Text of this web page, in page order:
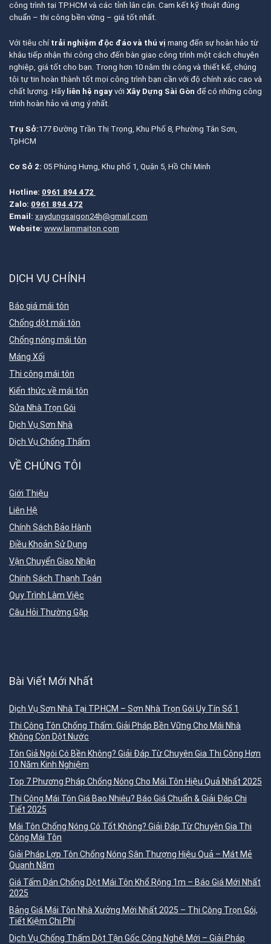
công trình tại TP.HCM và các tỉnh lân cận. Cam kết kỹ thuật đúng
chuẩn – thi công bền vững – giá tốt nhất.
Với tiêu chí trải nghiệm độc đáo và thú vị mang đến sự hoàn hảo từ
khâu tiếp nhận thi công cho đến bàn giao công trình một cách chuyên
nghiệp, giá tốt cho bạn. Trong hơn 10 năm thi công và thiết kế, chúng
tôi tự tin hoàn thành tốt mọi công trình bạn cần với độ chính xác cao và
chất lượng. Hãy liên hệ ngay với Xây Dựng Sài Gòn để có những công
trình hoàn hảo và ưng ý nhất.
Trụ Sở:177 Đường Trần Thị Trọng, Khu Phố 8, Phường Tân Sơn,
TpHCM
Cơ Sở 2: 05 Phùng Hưng, Khu phố 1, Quận 5, Hồ Chí Minh
Hotline: 0961 894 472
Zalo: 0961 894 472
Email: xaydungsaigon24h@gmail.com
Website: www.lammaiton.com
DỊCH VỤ CHÍNH
Báo giá mái tôn
Chống dột mái tôn
Chống nóng mái tôn
Máng Xối
Thi công mái tôn
Kiến thức về mái tôn
Sửa Nhà Trọn Gói
Dịch Vụ Sơn Nhà
Dịch Vụ Chống Thấm
VỀ CHÚNG TÔI
Giới Thiệu
Liên Hệ
Chính Sách Bảo Hành
Điều Khoản Sử Dụng
Vận Chuyển Giao Nhận
Chính Sách Thanh Toán
Quy Trình Làm Việc
Câu Hỏi Thường Gặp
Bài Viết Mới Nhất
Dịch Vụ Sơn Nhà Tại TP.HCM – Sơn Nhà Trọn Gói Uy Tín Số 1
Thi Công Tôn Chống Thấm: Giải Pháp Bền Vững Cho Mái Nhà
Không Còn Dột Nước
Tôn Giả Ngói Có Bền Không? Giải Đáp Từ Chuyên Gia Thi Công Hơn
10 Năm Kinh Nghiệm
Top 7 Phương Pháp Chống Nóng Cho Mái Tôn Hiệu Quả Nhất 2025
Thi Công Mái Tôn Giá Bao Nhiêu? Báo Giá Chuẩn & Giải Đáp Chi
Tiết 2025
Mái Tôn Chống Nóng Có Tốt Không? Giải Đáp Từ Chuyên Gia Thi
Công Mái Tôn
Giải Pháp Lợp Tôn Chống Nóng Sân Thượng Hiệu Quả – Mát Mẻ
Quanh Năm
Giá Tấm Dán Chống Dột Mái Tôn Khổ Rộng 1m – Báo Giá Mới Nhất
2025
Bảng Giá Mái Tôn Nhà Xưởng Mới Nhất 2025 – Thi Công Trọn Gói,
Tiết Kiệm Chi Phí
Dịch Vụ Chống Thấm Dột Tận Gốc Công Nghệ Mới – Giải Pháp